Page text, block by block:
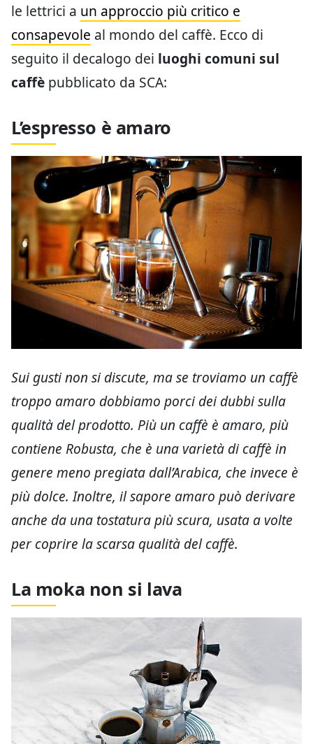
le lettrici a un approccio più critico e
consapevole al mondo del caffè. Ecco di
seguito il decalogo dei luoghi comuni sul
caffè pubblicato da SCA:
L’espresso è amaro
Sui gusti non si discute, ma se troviamo un caffè
troppo amaro dobbiamo porci dei dubbi sulla
qualità del prodotto. Più un caffè è amaro, più
contiene Robusta, che è una varietà di caffè in
genere meno pregiata dall’Arabica, che invece è
più dolce. Inoltre, il sapore amaro può derivare
anche da una tostatura più scura, usata a volte
per coprire la scarsa qualità del caffè.
La moka non si lava